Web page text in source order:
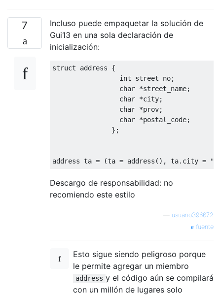
7
Incluso puede empaquetar la solución de
Gui13 en una sola declaración de
inicialización:
struct address {
int street_no;
char *street_name;
char *city;
char *prov;
char *postal_code;
};
address ta = (ta = address (), ta. city =
Descargo de responsabilidad: no
recomiendo este estilo
usuario396672
fuente
Esto sigue siendo peligroso porque
le permite agregar un miembro
address y el código aún se compilará
con un millón de lugares solo